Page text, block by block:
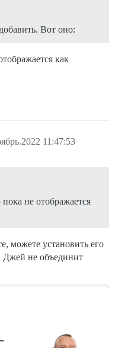
Вот оно:
как
11:47:53
не отображается
можете установить его
Джей не объединит